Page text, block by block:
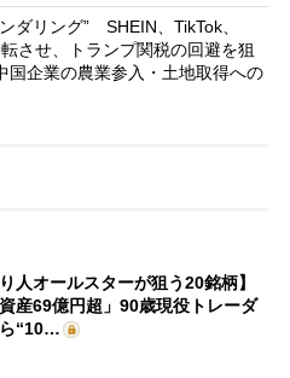
ダリング” SHEIN、TikTok、
させ、トランプ関税の回避を狙
企業の農業参入・土地取得への
り人オールスターが狙う20銘柄】
資産69億円超」90歳現役トレーダ
“10…